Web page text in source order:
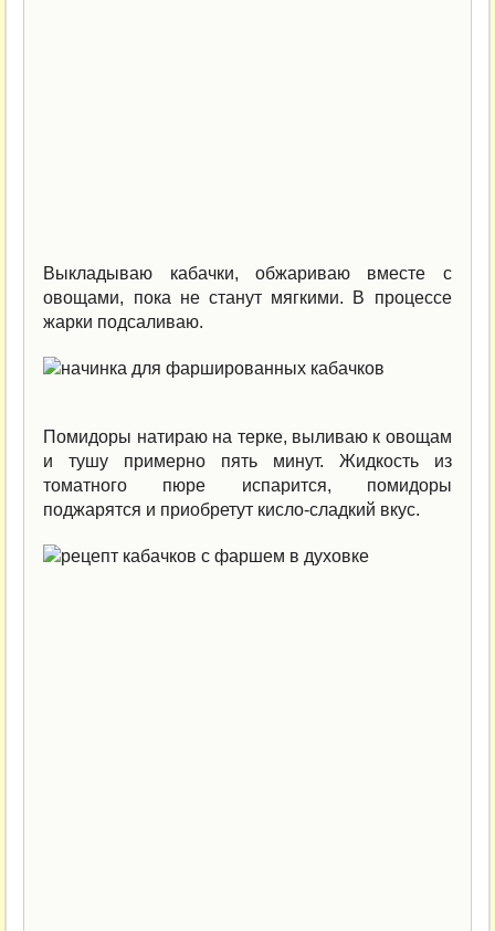
Выкладываю кабачки, обжариваю вместе с
овощами, пока не станут мягкими. В процессе
жарки подсаливаю.
Помидоры натираю на терке, выливаю к овощам
и тушу примерно пять минут. Жидкость из
томатного пюре испарится, помидоры
поджарятся и приобретут кисло-сладкий вкус.